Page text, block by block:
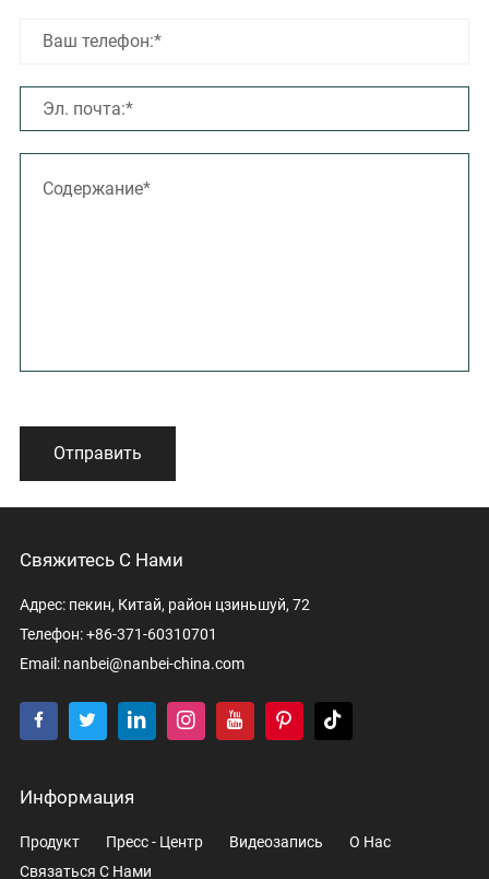
Отправить
Свяжитесь С Нами
Адрес: пекин, Китай, район цзиньшуй, 72
Телефон: +86-371-60310701
Email: nanbei@nanbei-china.com
Информация
Продукт Пресс - Центр Видеозапись
О Нас
Связаться С Нами